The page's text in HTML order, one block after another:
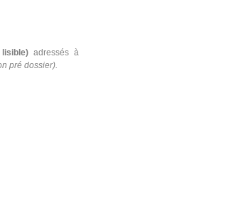
lisible)adressés à
pré dossier).